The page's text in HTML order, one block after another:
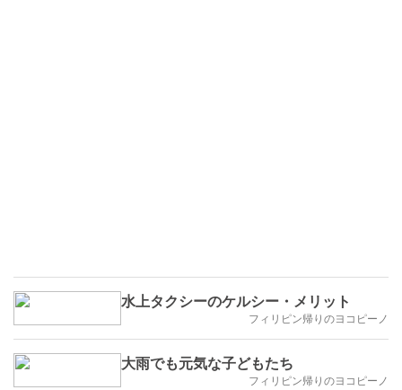
水上タクシーのケルシー・メリット
フィリピン帰りのヨコピーノ
大雨でも元気な子どもたち
フィリピン帰りのヨコピーノ